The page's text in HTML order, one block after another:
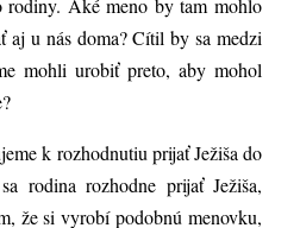
rodiny. Aké meno by tam mohlo
aj u nás doma? Cítil by sa medzi
mohli urobiť preto, aby mohol
k rozhodnutiu prijať Ježiša do
rodina rozhodne prijať Ježiša,
že si vyrobí podobnú menovku,